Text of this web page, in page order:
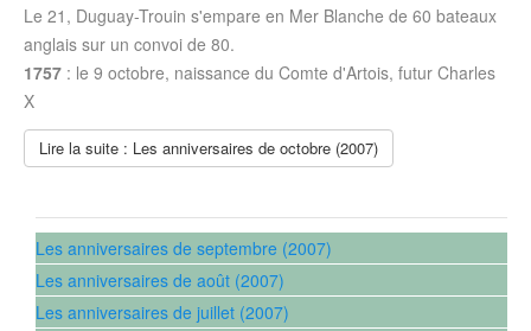
Le 21, Duguay-Trouin s'empare en Mer Blanche de 60 bateaux
anglais sur un convoi de 80.
1757 : le 9 octobre, naissance du Comte d'Artois, futur Charles
X
Lire la suite : Les anniversaires de octobre (2007)
Les anniversaires de septembre (2007)
Les anniversaires de août (2007)
Les anniversaires de juillet (2007)